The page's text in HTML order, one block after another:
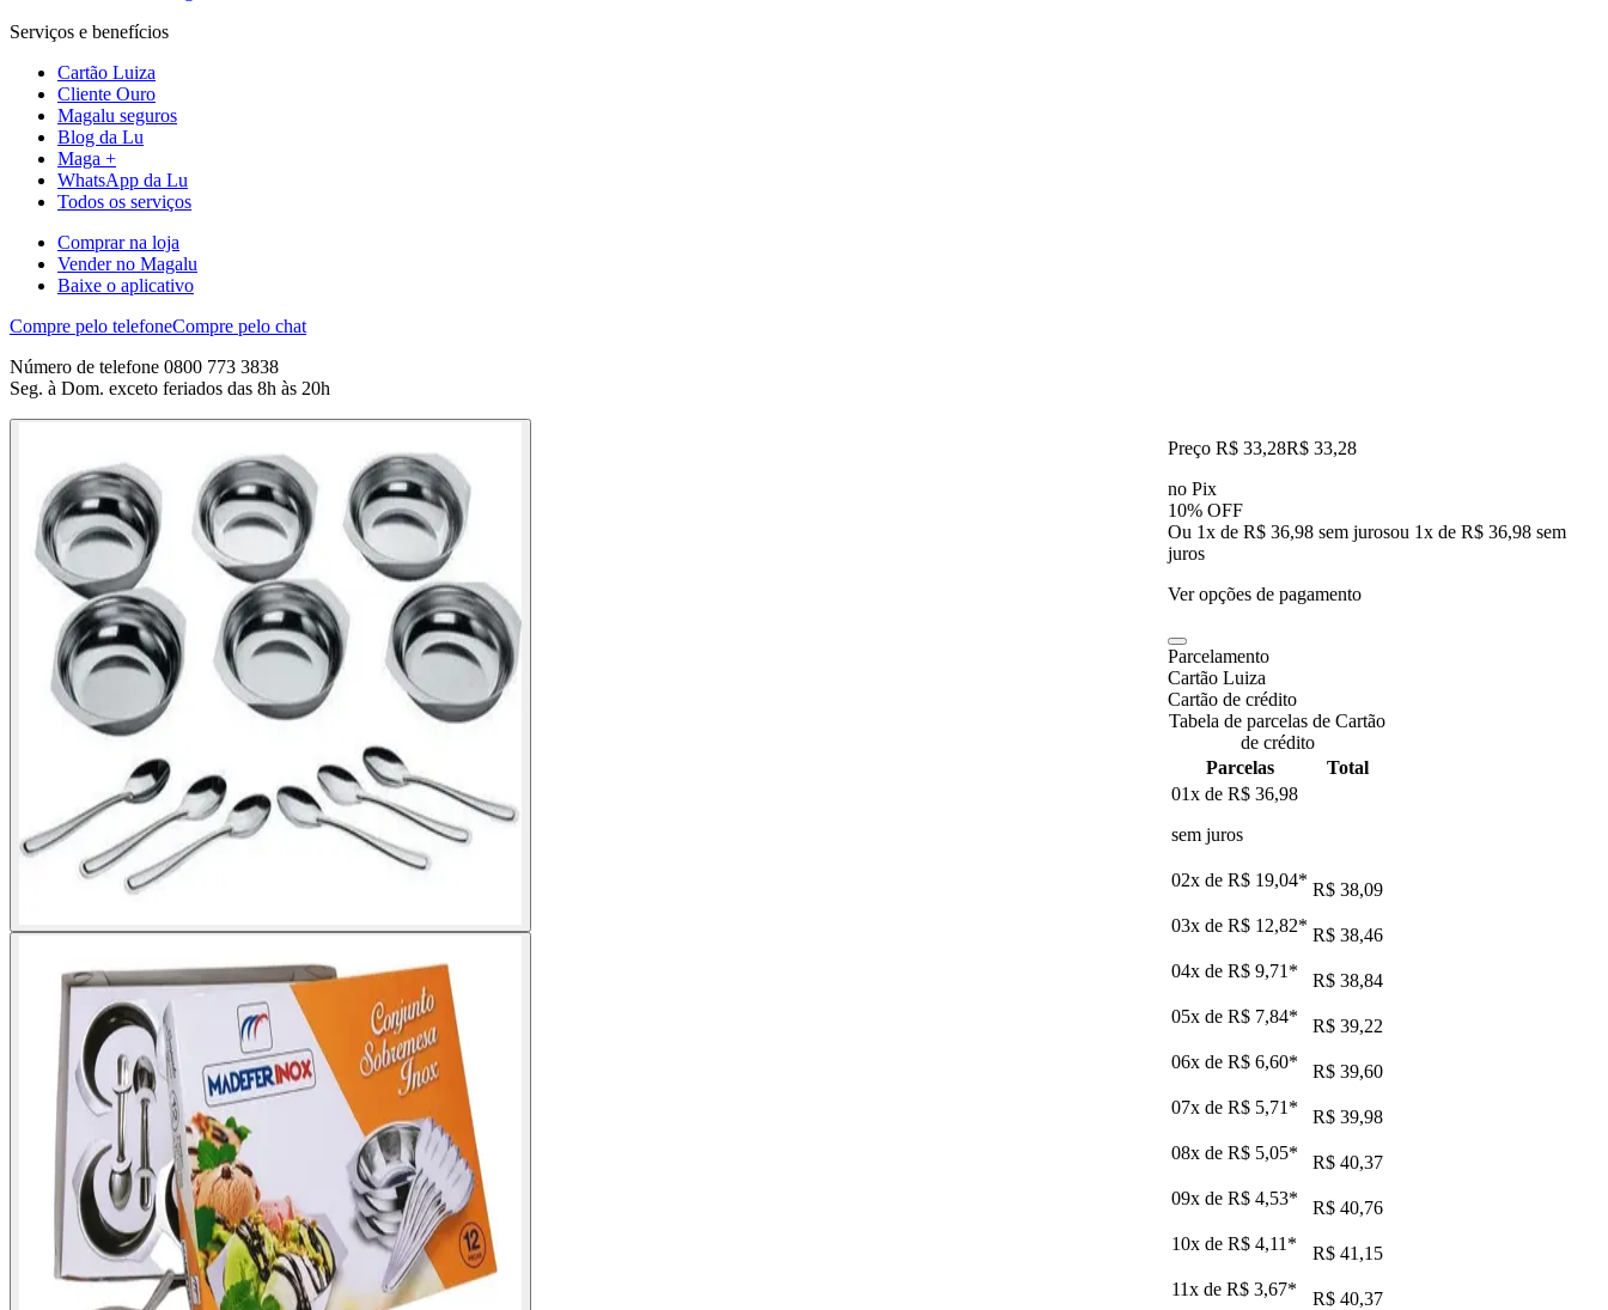
Serviços e benefícios
Cartão Luiza
Cliente Ouro
Magalu seguros
Blog da Lu
Maga +
WhatsApp da Lu
Todos os serviços
Comprar na loja
Vender no Magalu
Baixe o aplicativo
Compre pelo telefoneCompre pelo chat
Número de telefone 0800 773 3838
Seg. à Dom. exceto feriados das 8h às 20h
Preço R$ 33,28R$ 33,28
no Pix
10% OFF
Ou 1x de R$ 36,98 sem jurosou 1x de R$ 36,98 sem
juros
Ver opções de pagamento
Parcelamento
Cartão Luiza
Cartão de crédito
Tabela de parcelas de Cartão
de crédito
Parcelas
Total
01x de R$ 36,98
sem juros
02x de R$ 19,04* R$ 38,09
03x de R$ 12,82* R$ 38,46
04x de R$ 9,71 *
R$ 38,84
05x de R$ 7,84*
R$ 39,22
06x de R$ 6,60*
R$ 39,60
07x de R$ 5,71 *
R$ 39,98
08x de R$ 5,05*
R$ 40,37
09x de R$ 4,53*
R$ 40,76
10x de R$ 4,11 *
R$ 41,15
11x de R$ 3,67*
R$ 40,37